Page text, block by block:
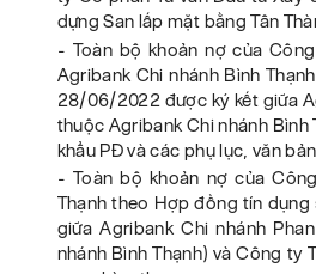
dựng San lấp mặt bằng Tân
- Toàn bộ khoản nợ của
Agribank Chi nhánh Bình
28/06/2022 được ký kết giữa
thuộc Agribank Chi nhánh
khẩu PĐ và các phụ lục, văn
- Toàn bộ khoản nợ của
Thạnh theo Hợp đồng tín
giữa Agribank Chi nhánh
nhánh Bình Thạnh) và Công ty